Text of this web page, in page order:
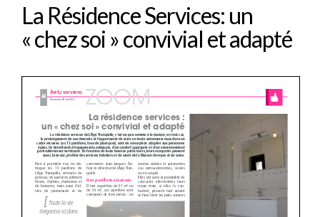
La Résidence Services: un
« chez soi » convivial et adapté